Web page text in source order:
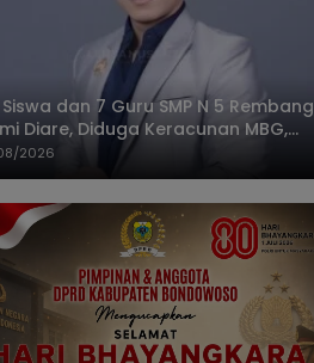
Siswa dan 7 Guru SMP N 5 Rembang
Diare, Diduga Keracunan MBG,
Harus Tanggung Jawab
2026